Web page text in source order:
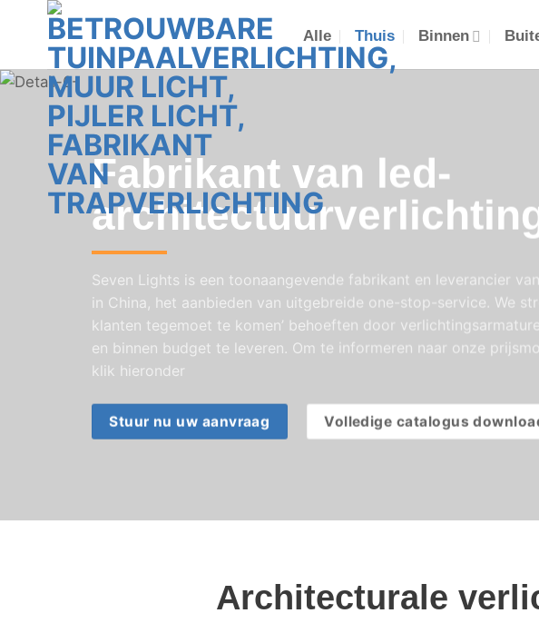
Alle Thuis Binnen
Fabrikant van led-
Seven Lights is een toonaangevende fabrikant en leverancier
in China, het aanbieden van uitgebreide one-stop-service. We
klanten tegemoet te komen’ behoeften door
en binnen budget te leveren. Om te informeren naar onze
klik hieronder
Stuur nu uw aanvraag Volledige catalogus
Architecturale